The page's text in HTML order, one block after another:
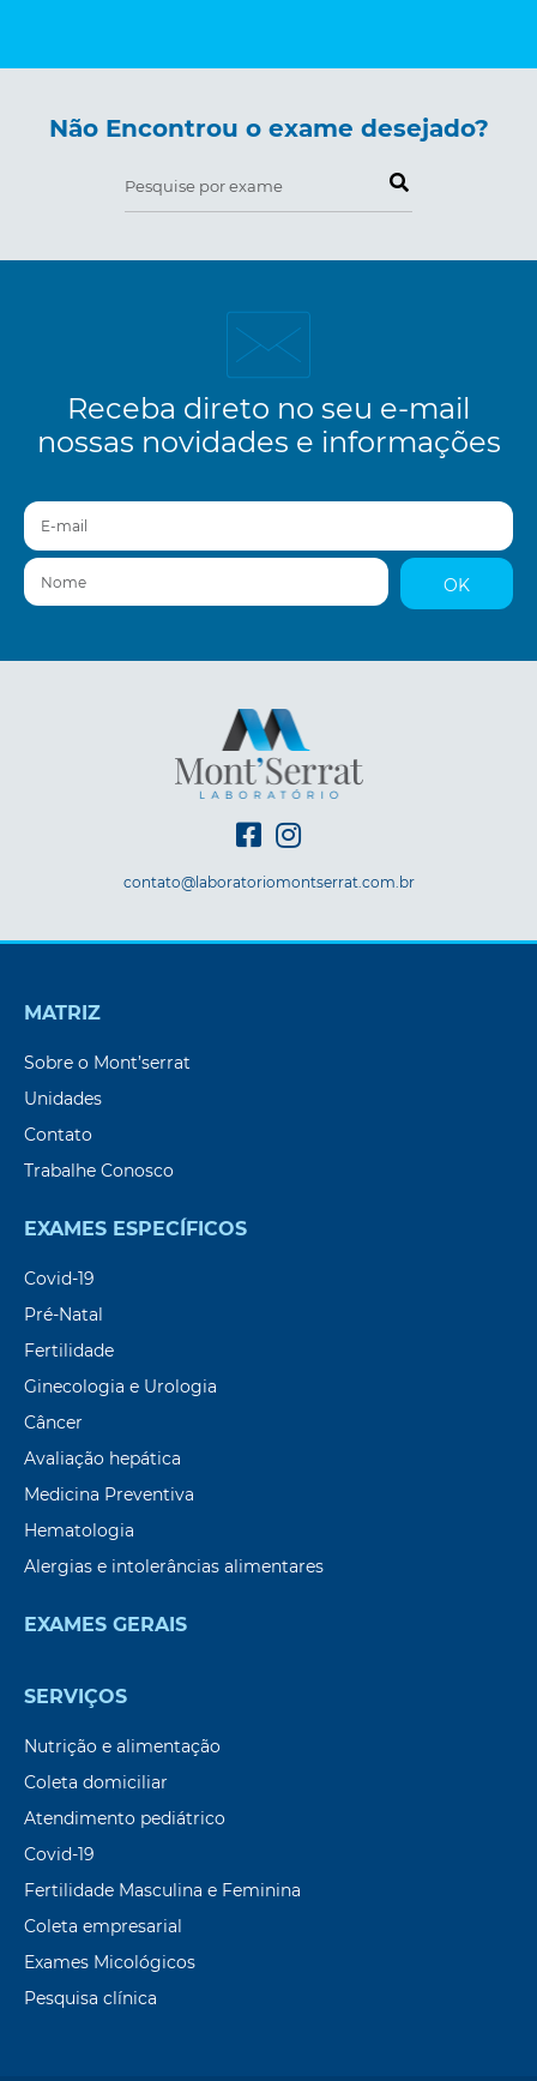
Não Encontrou o exame desejado?
Pesquise por exame
Receba direto no seu e-mail
nossas novidades e informações
E-mail
Nome
OK
contato@laboratoriomontserrat.com.br
MATRIZ
Sobre o Mont’serrat
Unidades
Contato
Trabalhe Conosco
EXAMES ESPECÍFICOS
Covid-19
Pré-Natal
Fertilidade
Ginecologia e Urologia
Câncer
Avaliação hepática
Medicina Preventiva
Hematologia
Alergias e intolerâncias alimentares
EXAMES GERAIS
SERVIÇOS
Nutrição e alimentação
Coleta domiciliar
Atendimento pediátrico
Covid-19
Fertilidade Masculina e Feminina
Coleta empresarial
Exames Micológicos
Pesquisa clínica